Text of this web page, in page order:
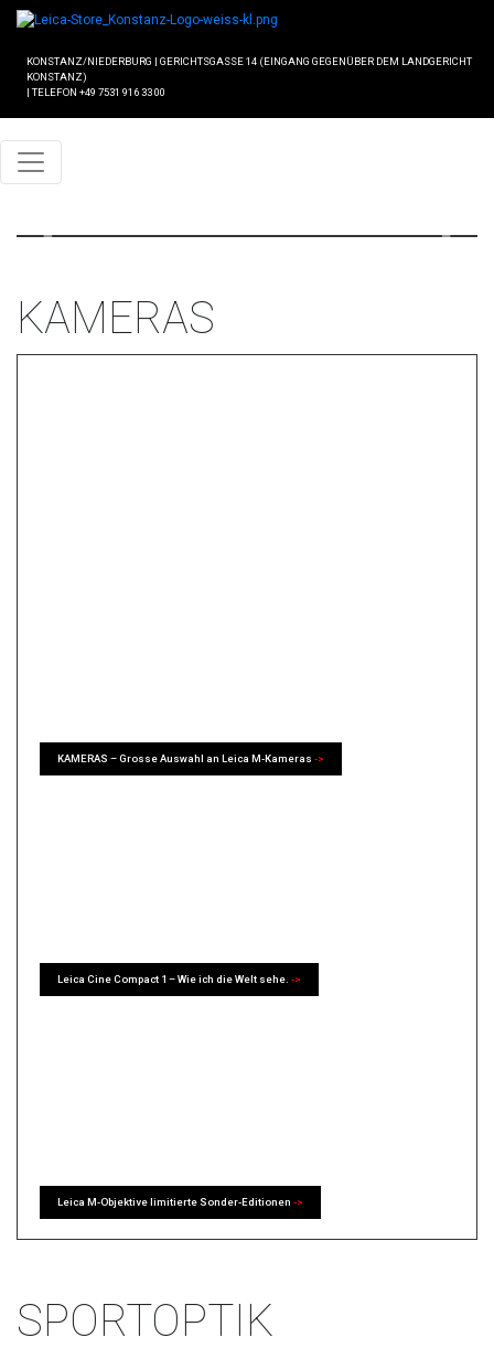
KONSTANZ/NIEDERBURG | GERICHTSGASSE 14 (EINGANG GEGENÜBER DEM LANDGERICHT
KONSTANZ)
| TELEFON +49 7531 916 33 00
KAMERAS
KAMERAS – Grosse Auswahl an Leica M-Kameras ->
Leica Cine Compact 1 – Wie ich die Welt sehe. ->
Leica M-Objektive limitierte Sonder-Editionen ->
SPORTOPTIK